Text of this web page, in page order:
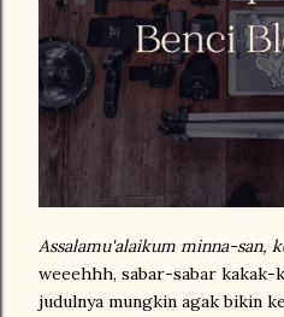
Assalamu'alaikum minna-san,
weeehhh, sabar-sabar kakak-
judulnya mungkin agak bikin